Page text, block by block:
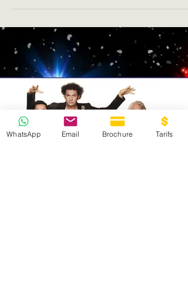
coordinateur régional
du CFPM de Lyon
Christophe Oliveres, Chef de centre,
coordinateur régional et Professeur de guitare
CFPM de Lyon avec son groupe BACK
WhatsApp Email Brochure Tarifs